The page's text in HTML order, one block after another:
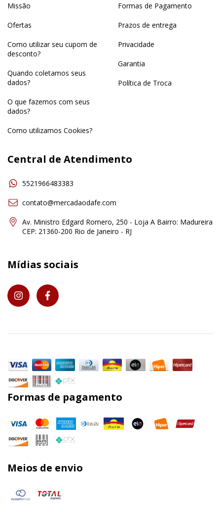
Missão
Ofertas
Como utilizar seu cupom de
desconto?
Quando coletamos seus
dados?
O que fazemos com seus
dados?
Como utilizamos Cookies?
Formas de Pagamento
Prazos de entrega
Privacidade
Garantia
Política de Troca
Central de Atendimento
5521966483383
contato@mercadaodafe.com
Av. Ministro Edgard Romero, 250 - Loja A Bairro: Madureira
CEP: 21360-200 Rio de Janeiro - RJ
Mídias sociais
Formas de pagamento
Meios de envio